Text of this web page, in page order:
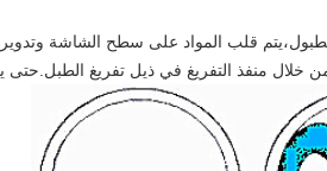
قلب المواد على سطح الشاشة
خلال منفذ التفريغ في ذيل تفريغ